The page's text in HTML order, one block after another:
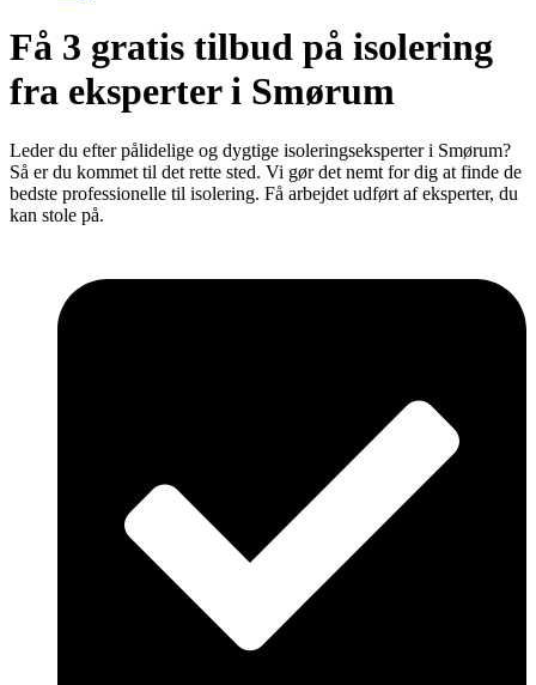
Få 3 gratis tilbud på isolering
fra eksperter i Smørum
Leder du efter pålidelige og dygtige isoleringseksperter i Smørum?
Så er du kommet til det rette sted. Vi gør det nemt for dig at finde de
bedste professionelle til isolering. Få arbejdet udført af eksperter, du
kan stole på.